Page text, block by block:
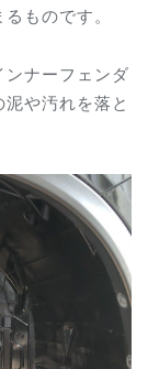
ものです。
ナーフェンダ
や汚れを落と